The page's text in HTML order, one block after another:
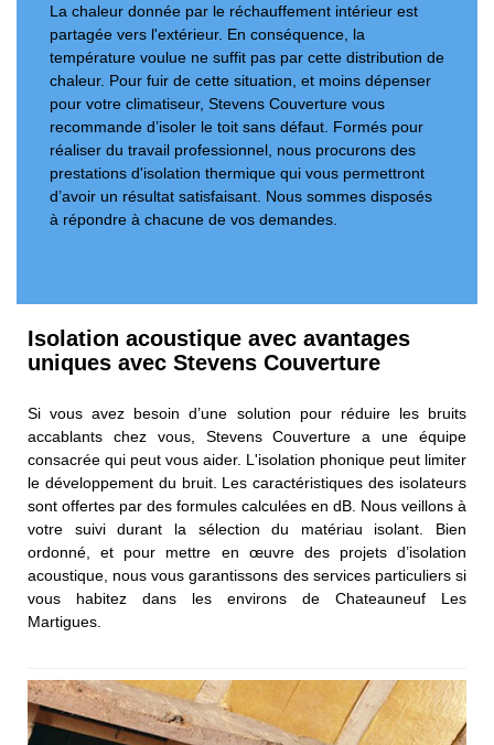
La chaleur donnée par le réchauffement intérieur est
partagée vers l'extérieur. En conséquence, la
température voulue ne suffit pas par cette distribution de
chaleur. Pour fuir de cette situation, et moins dépenser
pour votre climatiseur, Stevens Couverture vous
recommande d’isoler le toit sans défaut. Formés pour
réaliser du travail professionnel, nous procurons des
prestations d'isolation thermique qui vous permettront
d’avoir un résultat satisfaisant. Nous sommes disposés
à répondre à chacune de vos demandes.
Isolation acoustique avec avantages
uniques avec Stevens Couverture
Si vous avez besoin d’une solution pour réduire les bruits
accablants chez vous, Stevens Couverture a une équipe
consacrée qui peut vous aider. L'isolation phonique peut limiter
le développement du bruit. Les caractéristiques des isolateurs
sont offertes par des formules calculées en dB. Nous veillons à
votre suivi durant la sélection du matériau isolant. Bien
ordonné, et pour mettre en œuvre des projets d’isolation
acoustique, nous vous garantissons des services particuliers si
vous habitez dans les environs de Chateauneuf Les
Martigues.